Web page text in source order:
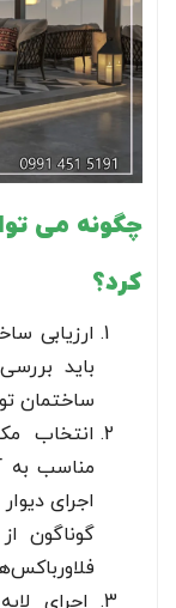
چگونه می
کرد؟
ارزیابی
باید
ساختمان
انتخاب
مناسب به
اجرای
گوناگون
اجرای